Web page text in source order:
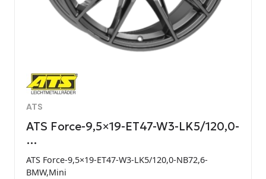
ATS
ATS Force-9,5×19-ET47-W3-LK5/120,0-
…
ATS Force-9,5×19-ET47-W3-LK5/120,0-NB72,6-
BMW,Mini